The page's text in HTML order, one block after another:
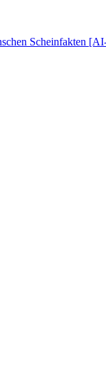
Scheinfakten